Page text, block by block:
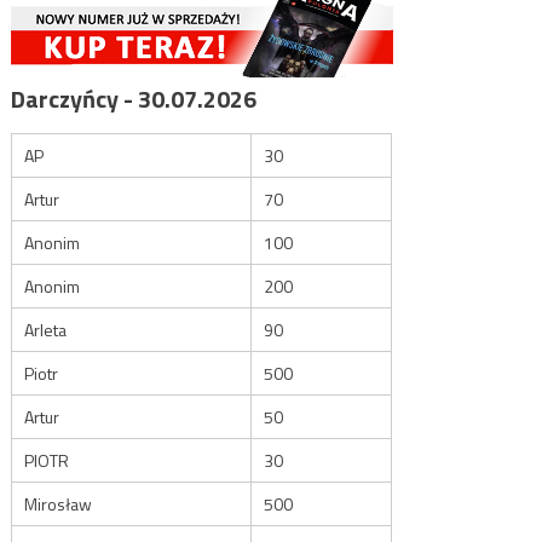
Darczyńcy - 30.07.2026
AP
30
Artur
70
Anonim
100
Anonim
200
Arleta
90
Piotr
500
Artur
50
PIOTR
30
Mirosław
500